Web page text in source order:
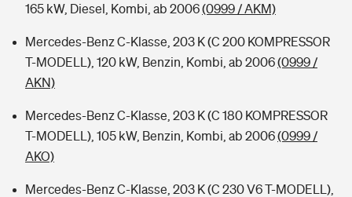
165 kW, Diesel, Kombi, ab 2006(0999 / AKM)
Mercedes-Benz C-Klasse, 203 K (C 200 KOMPRESSOR
T-MODELL), 120 kW, Benzin, Kombi, ab 2006(0999 /
AKN)
Mercedes-Benz C-Klasse, 203 K (C 180 KOMPRESSOR
T-MODELL), 105 kW, Benzin, Kombi, ab 2006(0999 /
AKO)
Mercedes-Benz C-Klasse, 203 K (C 230 V6 T-MODELL),